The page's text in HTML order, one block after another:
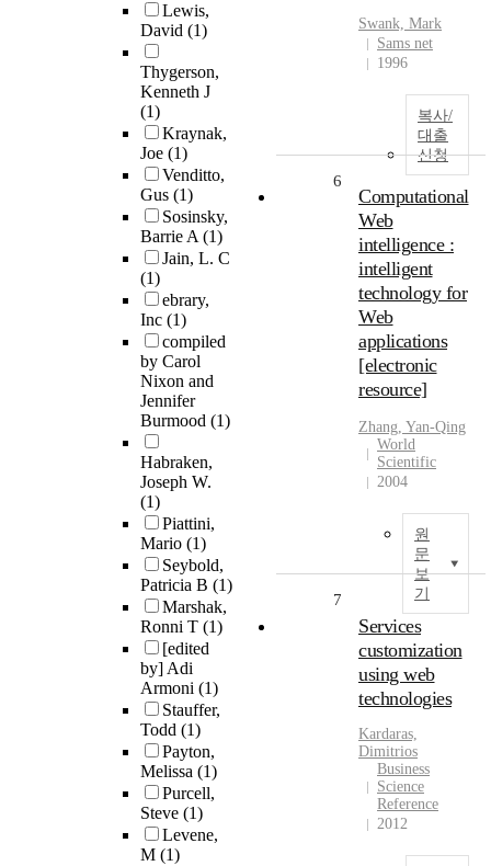
Lewis,
David (1)
Thygerson,
Kenneth J
(1)
Kraynak,
Joe (1)
Venditto,
Gus (1)
Sosinsky,
Barrie A(1)
Jain, L. C
(1)
ebrary,
Inc (1)
compiled
by Carol
Nixon and
Jennifer
Burmood (1)
Habraken,
Joseph W.
(1)
Piattini,
Mario (1)
Seybold,
Patricia B (1)
Marshak,
Ronni T (1)
[edited
by] Adi
Armoni (1)
Stauffer,
Todd (1)
Payton,
Melissa (1)
Purcell,
Steve (1)
Levene,
M (1)
Swank, Mark
Sams net
1996
복사/
대출
신청
6
Computational
Web
intelligence :
intelligent
technology for
Web
applications
[electronic
resource]
Zhang, Yan-Qing
World
Scientific
2004
원
문
보
기
7
Services
customization
using web
technologies
Kardaras,
Dimitrios
Business
Science
Reference
2012